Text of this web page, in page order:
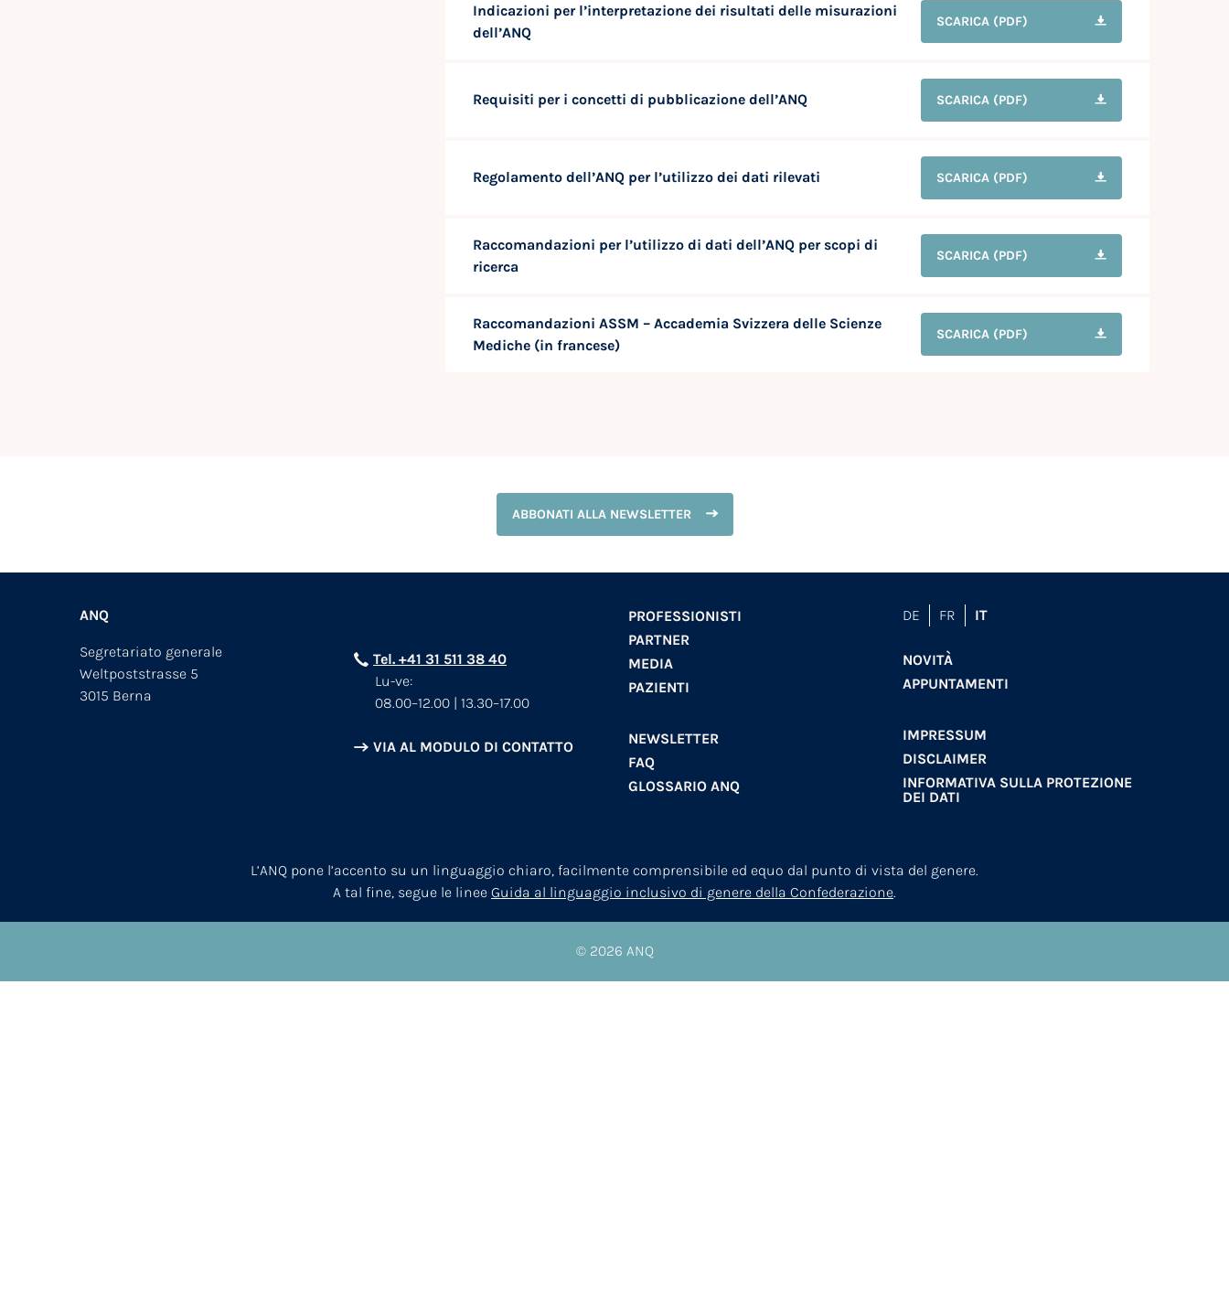
Indicazioni per l’interpretazione dei risultati delle misurazioni
dell’ANQ
SCARICA (PDF)
Requisiti per i concetti di pubblicazione dell’ANQ SCARICA (PDF)
Regolamento dell’ANQ per l’utilizzo dei dati rilevati SCARICA (PDF)
Raccomandazioni per l’utilizzo di dati dell’ANQ per scopi di
ricerca
SCARICA (PDF)
Raccomandazioni ASSM – Accademia Svizzera delle Scienze
Mediche (in francese)
SCARICA (PDF)
ABBONATI ALLA NEWSLETTER
ANQ
Segretariato generale
Weltpoststrasse 5
3015 Berna
Tel. +41 31 511 38 40
Lu-ve:
08.00–12.00 | 13.30–17.00
VIA AL MODULO DI CONTATTO
PROFESSIONISTI
PARTNER
MEDIA
PAZIENTI
NEWSLETTER
FAQ
GLOSSARIO ANQ
DE FR IT
NOVITÀ
APPUNTAMENTI
IMPRESSUM
DISCLAIMER
INFORMATIVA SULLA PROTEZIONE
DEI DATI
L’ANQ pone l’accento su un linguaggio chiaro, facilmente comprensibile ed equo dal punto di vista del genere.
A tal fine, segue le linee Guida al linguaggio inclusivo di genere della Confederazione.
© 2026 ANQ